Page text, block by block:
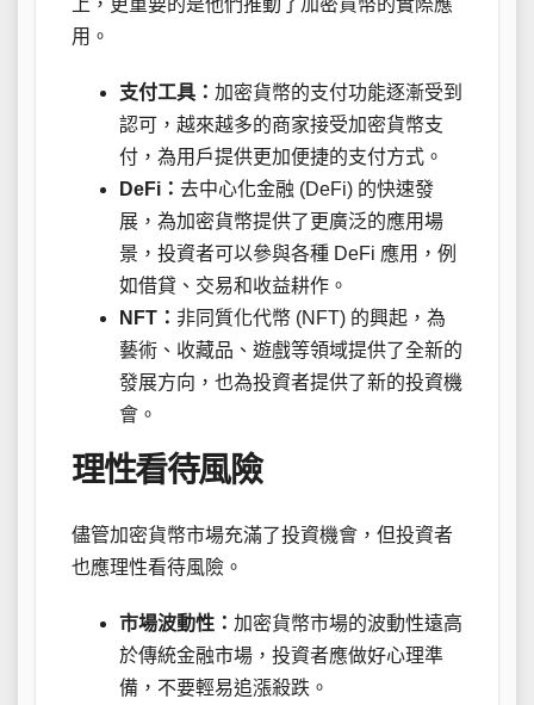
用。
支付工具： 加密貨幣的支付功能逐漸受到
認可，越來越多的商家接受加密貨幣支
付，為用戶提供更加便捷的支付方式。
DeFi： 去中心化金融 (DeFi) 的快速發
展，為加密貨幣提供了更廣泛的應用場
景，投資者可以參與各種 DeFi 應用，例
如借貸、交易和收益耕作。
NFT： 非同質化代幣 (NFT) 的興起，為
藝術、收藏品、遊戲等領域提供了全新的
發展方向，也為投資者提供了新的投資機
會。
理性看待風險
儘管加密貨幣市場充滿了投資機會，但投資者
也應理性看待風險。
市場波動性： 加密貨幣市場的波動性遠高
於傳統金融市場，投資者應做好心理準
備，不要輕易追漲殺跌。